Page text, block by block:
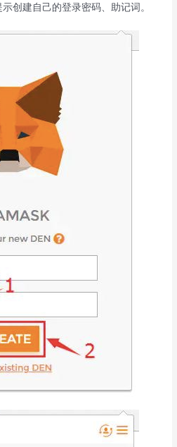
创建自己的登录密码、助记词。